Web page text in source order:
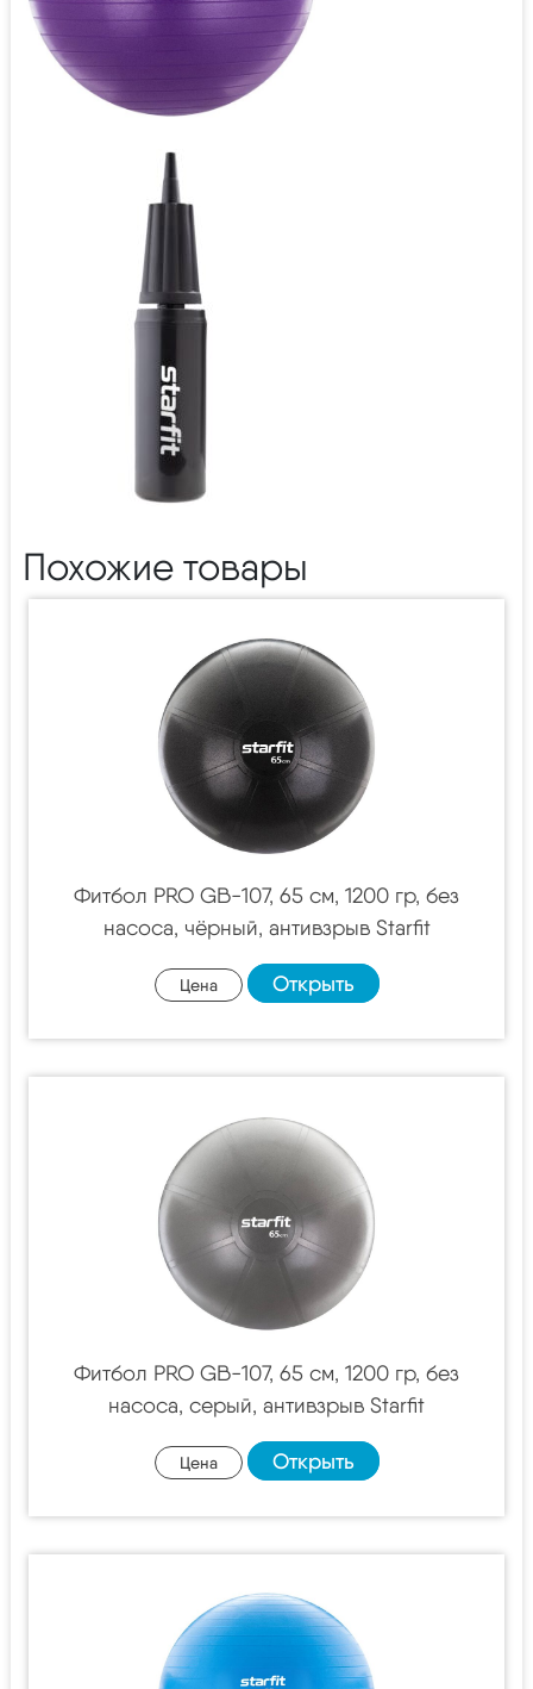
Похожие товары
Фитбол PRO GB-107, 65 см, 1200 гр, без
насоса, чёрный, антивзрыв Starfit
Цена Открыть
Фитбол PRO GB-107, 65 см, 1200 гр, без
насоса, серый, антивзрыв Starfit
Цена Открыть